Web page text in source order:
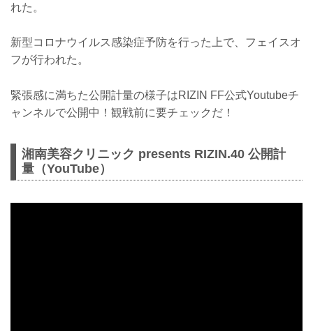
れた。
新型コロナウイルス感染症予防を行った上で、フェイスオ
フが行われた。
緊張感に満ちた公開計量の様子はRIZIN FF公式Youtubeチ
ャンネルで公開中！観戦前に要チェックだ！
湘南美容クリニック presents RIZIN.40 公開計
量（YouTube）